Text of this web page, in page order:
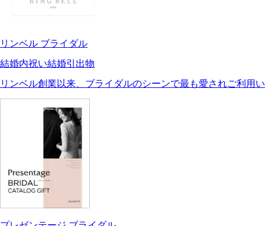
リンベル ブライダル
結婚内祝い結婚引出物
リンベル創業以来、ブライダルのシーンで最も愛されご利用